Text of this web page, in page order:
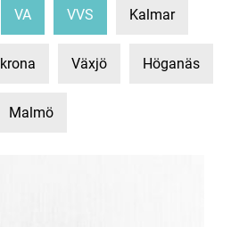
VA VVS Kalmar
Växjö Höganäs
Malmö